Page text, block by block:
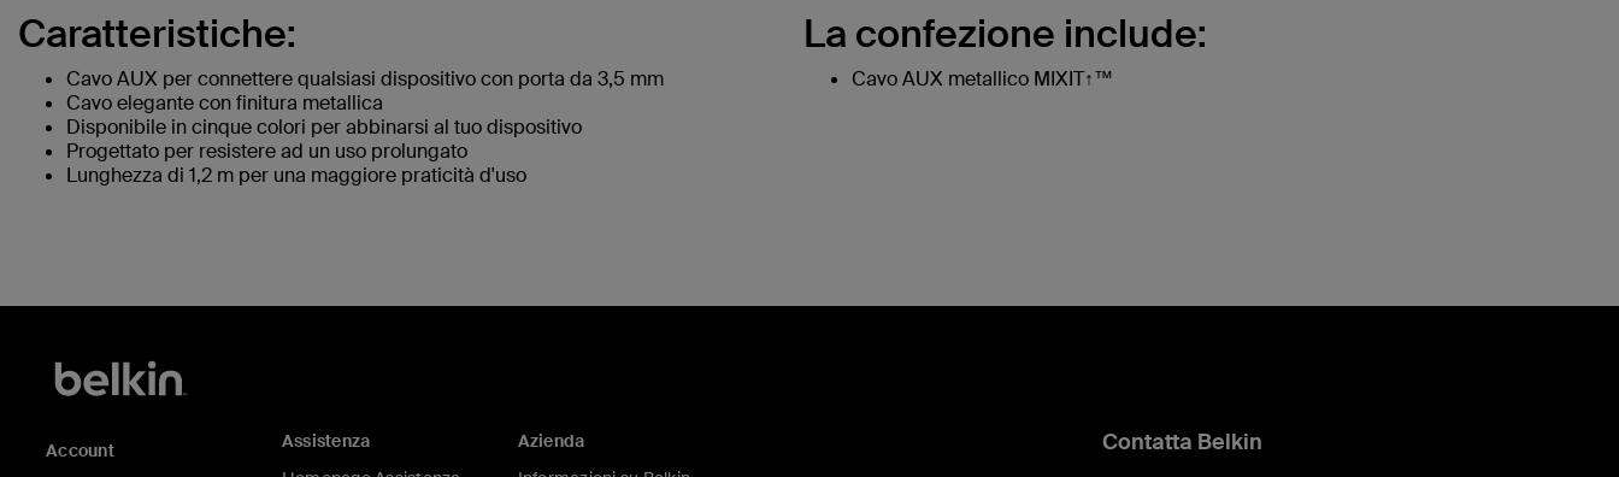
Caratteristiche:
Cavo AUX per connettere qualsiasi dispositivo con porta da 3,5 mm
Cavo elegante con finitura metallica
Disponibile in cinque colori per abbinarsi al tuo dispositivo
Progettato per resistere ad un uso prolungato
Lunghezza di 1,2 m per una maggiore praticità d'uso
La confezione include:
Cavo AUX metallico MIXIT↑™
Account
Assistenza
Azienda
Contatta Belkin